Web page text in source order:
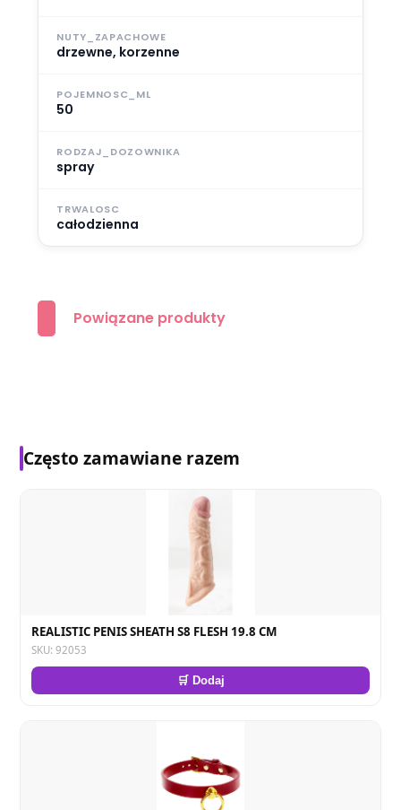
NUTY_ZAPACHOWE
drzewne, korzenne
POJEMNOSC_ML
50
RODZAJ_DOZOWNIKA
spray
TRWALOSC
całodzienna
Powiązane produkty
Często zamawiane razem
REALISTIC PENIS SHEATH S8 FLESH 19.8 CM
SKU: 92053
🛒 Dodaj